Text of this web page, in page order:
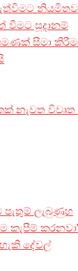
වීමට සූදානම්
සීමා
නැවත විවෘත
පැතුම් ලැබුණුහ
කැපීම්
දේවල්